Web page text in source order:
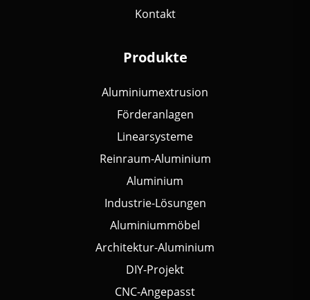
Kontakt
Produkte
Aluminiumextrusion
Förderanlagen
Linearsysteme
Reinraum-Aluminium
Aluminium
Industrie-Lösungen
Aluminiummöbel
Architektur-Aluminium
DIY-Projekt
CNC-Angepasst